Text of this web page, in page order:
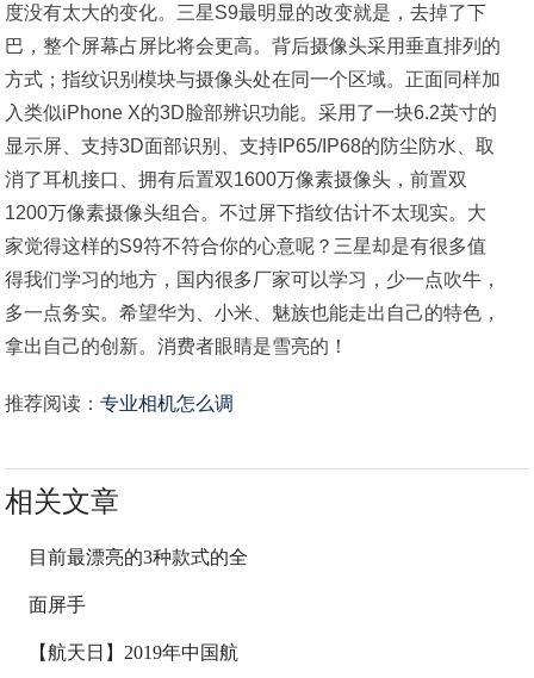
度没有太大的变化。三星S9最明显的改变就是，去掉了下
巴，整个屏幕占屏比将会更高。背后摄像头采用垂直排列的
方式；指纹识别模块与摄像头处在同一个区域。正面同样加
入类似iPhone X的3D脸部辨识功能。采用了一块6.2英寸的
显示屏、支持3D面部识别、支持IP65/IP68的防尘防水、取
消了耳机接口、拥有后置双1600万像素摄像头，前置双
1200万像素摄像头组合。不过屏下指纹估计不太现实。大
家觉得这样的S9符不符合你的心意呢？三星却是有很多值
得我们学习的地方，国内很多厂家可以学习，少一点吹牛，
多一点务实。希望华为、小米、魅族也能走出自己的特色，
拿出自己的创新。消费者眼睛是雪亮的！
推荐阅读：专业相机怎么调
相关文章
目前最漂亮的3种款式的全
面屏手
【航天日】2019年中国航